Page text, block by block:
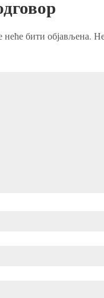
бити објављена.